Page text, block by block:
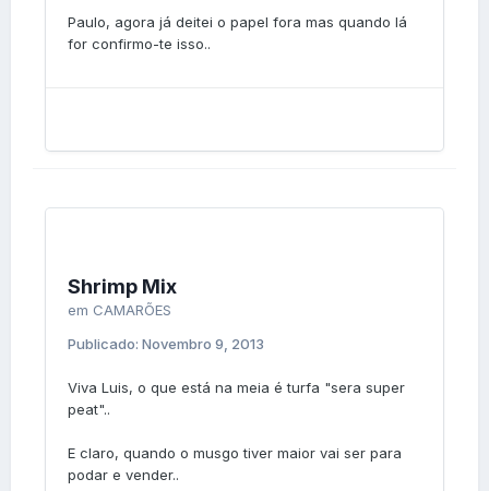
Paulo, agora já deitei o papel fora mas quando lá
for confirmo-te isso..
Shrimp Mix
em CAMARÕES
Publicado: Novembro 9, 2013
Viva Luis, o que está na meia é turfa "sera super
peat"..
E claro, quando o musgo tiver maior vai ser para
podar e vender..